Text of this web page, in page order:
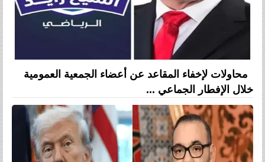
محاولات لإخفاء المقاعد عن أعضاء الجمعية العمومية
خلال الإفطار الجماعي ...